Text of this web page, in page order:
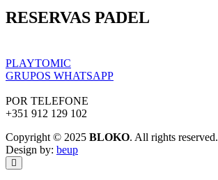
RESERVAS PADEL
PLAYTOMIC
GRUPOS WHATSAPP
POR TELEFONE
+351 912 129 102
Copyright © 2025 BLOKO. All rights reserved.
Design by: beup